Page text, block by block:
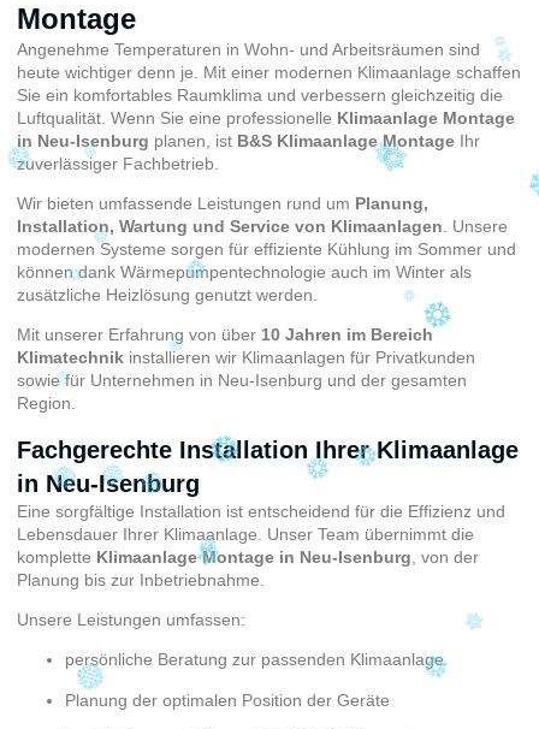
Montage
Angenehme Temperaturen in Wohn- und Arbeitsräumen sind
heute wichtiger denn je. Mit einer modernen Klimaanlage schaffen
Sie ein komfortables Raumklima und verbessern gleichzeitig die
Luftqualität. Wenn Sie eine professionelle Klimaanlage Montage
in Neu-Isenburg planen, ist B&S Klimaanlage Montage Ihr
zuverlässiger Fachbetrieb.
Wir bieten umfassende Leistungen rund um Planung,
Installation, Wartung und Service von Klimaanlagen . Unsere
modernen Systeme sorgen für effiziente Kühlung im Sommer und
können dank Wärmepumpentechnologie auch im Winter als
zusätzliche Heizlösung genutzt werden.
Mit unserer Erfahrung von über 10 Jahren im Bereich
Klimatechnik installieren wir Klimaanlagen für Privatkunden
sowie für Unternehmen in Neu-Isenburg und der gesamten
Region.
Fachgerechte Installation Ihrer Klimaanlage
in Neu-Isenburg
Eine sorgfältige Installation ist entscheidend für die Effizienz und
Lebensdauer Ihrer Klimaanlage. Unser Team übernimmt die
komplette Klimaanlage Montage in Neu-Isenburg , von der
Planung bis zur Inbetriebnahme.
Unsere Leistungen umfassen:
persönliche Beratung zur passenden Klimaanlage
Planung der optimalen Position der Geräte